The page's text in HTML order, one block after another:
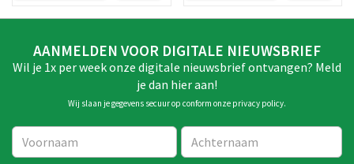
AANMELDEN VOOR DIGITALE NIEUWSBRIEF
Wil je 1x per week onze digitale nieuwsbrief ontvangen? Meld
je dan hier aan!
Wij slaan je gegevens secuur op conform onze privacy policy.